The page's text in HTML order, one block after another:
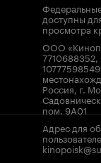
доступны
просмотра
ООО
Россия, г.
пом. 9А01
Адрес для